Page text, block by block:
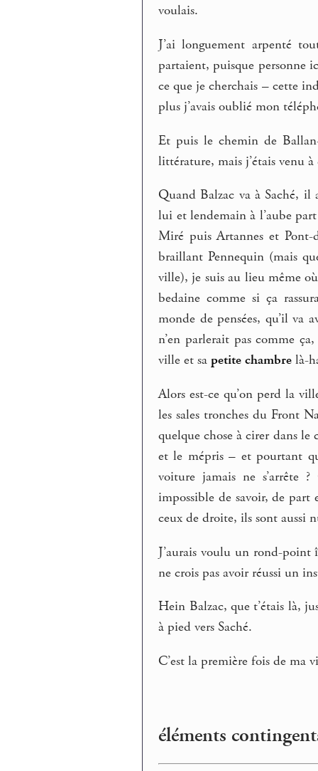
voulais.
J’ai longuement arpenté
partaient, puisque personne
ce que je cherchais – cette
plus j’avais oublié mon
Et puis le chemin de
littérature, mais j’étais venu
Quand Balzac va à Saché,
lui et lendemain à l’aube
Miré puis Artannes et
braillant Pennequin (mais
ville), je suis au lieu même
bedaine comme si ça
monde de pensées, qu’il va
n’en parlerait pas comme
ville et sapetite chambre là-
Alors est-ce qu’on perd la
les sales tronches du Front
quelque chose à cirer dans
et le mépris – et pourtant
voiture jamais ne s’arrête
impossible de savoir, de part
ceux de droite, ils sont aussi
J’aurais voulu un rond-
ne crois pas avoir réussi un
Hein Balzac, que t’étais là,
à pied vers Saché.
C’est la première fois de ma
éléments